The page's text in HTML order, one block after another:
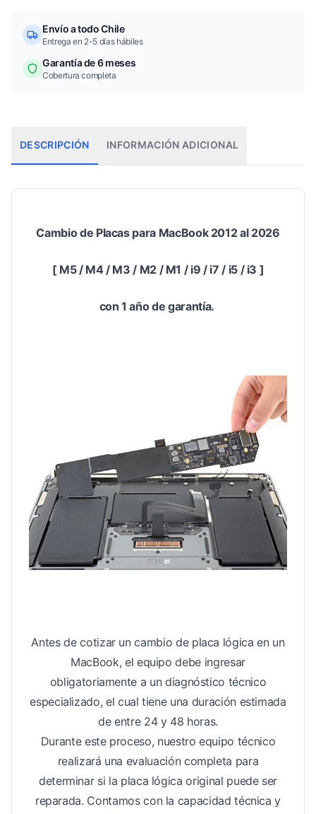
Envío a todo Chile
Entrega en 2-5 días hábiles
Garantía de 6 meses
Cobertura completa
DESCRIPCIÓN INFORMACIÓN ADICIONAL
Cambio de Placas para MacBook 2012 al 2026
[ M5 / M4 / M3 / M2 / M1 / i9 / i7 / i5 / i3 ]
con 1 año de garantía.
Antes de cotizar un cambio de placa lógica en un
MacBook, el equipo debe ingresar
obligatoriamente a un diagnóstico técnico
especializado, el cual tiene una duración estimada
de entre 24 y 48 horas.
Durante este proceso, nuestro equipo técnico
realizará una evaluación completa para
determinar si la placa lógica original puede ser
reparada. Contamos con la capacidad técnica y